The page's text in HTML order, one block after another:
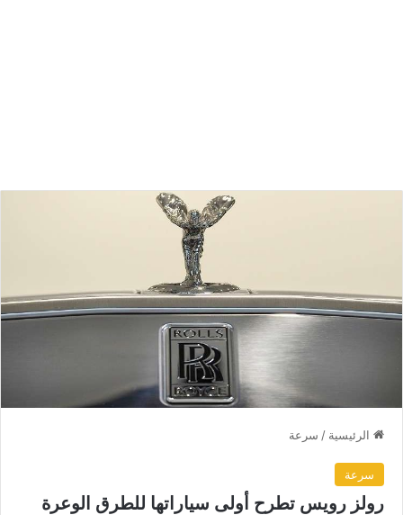
الرئيسية / سرعة
سرعة
رولز رويس تطرح أولى سياراتها للطرق الوعرة